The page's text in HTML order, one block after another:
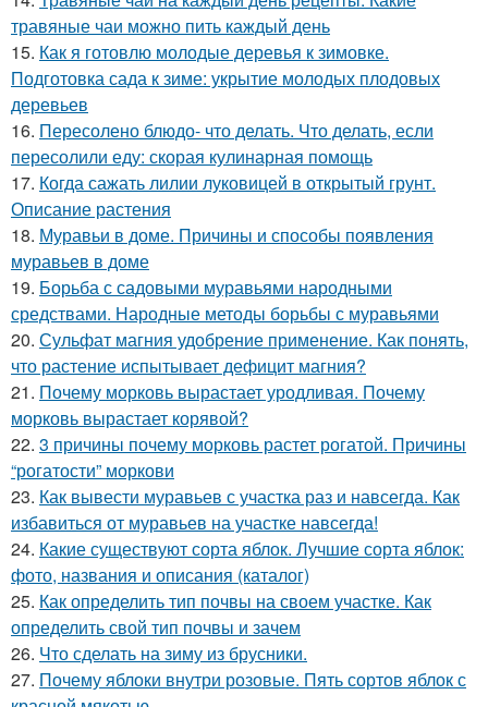
травяные чаи можно пить каждый день
15. Как я готовлю молодые деревья к зимовке.
Подготовка сада к зиме: укрытие молодых плодовых
деревьев
16. Пересолено блюдо- что делать. Что делать, если
пересолили еду: скорая кулинарная помощь
17. Когда сажать лилии луковицей в открытый грунт.
Описание растения
18. Муравьи в доме. Причины и способы появления
муравьев в доме
19. Борьба с садовыми муравьями народными
средствами. Народные методы борьбы с муравьями
20. Сульфат магния удобрение применение. Как понять,
что растение испытывает дефицит магния?
21. Почему морковь вырастает уродливая. Почему
морковь вырастает корявой?
22. 3 причины почему морковь растет рогатой. Причины
“рогатости” моркови
23. Как вывести муравьев с участка раз и навсегда. Как
избавиться от муравьев на участке навсегда!
24. Какие существуют сорта яблок. Лучшие сорта яблок:
фото, названия и описания (каталог)
25. Как определить тип почвы на своем участке. Как
определить свой тип почвы и зачем
26. Что сделать на зиму из брусники.
27. Почему яблоки внутри розовые. Пять сортов яблок с